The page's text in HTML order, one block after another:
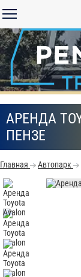
АРЕНДА
ПЕНЗЕ
Главная Автопарк